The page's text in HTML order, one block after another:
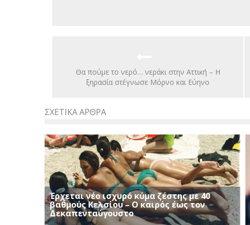
Θα πούμε το νερό… νεράκι στην Αττική – Η
ξηρασία στέγνωσε Μόρνο και Εύηνο
ΣΧΕΤΙΚΆ ΆΡΘΡΑ
Έρχεται νέο ισχυρό κύμα ζέστης με 40
βαθμούς Κελσίου – Ο καιρός έως τον
Δεκαπενταύγουστο